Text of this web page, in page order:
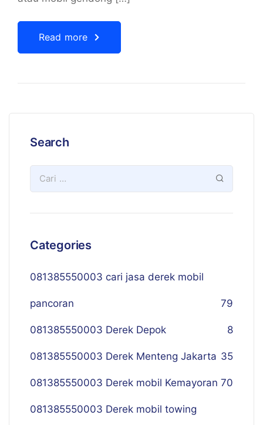
Read more
Search
Categories
081385550003 cari jasa derek mobil
pancoran 79
081385550003 Derek Depok 8
081385550003 Derek Menteng Jakarta 35
081385550003 Derek mobil Kemayoran 70
081385550003 Derek mobil towing